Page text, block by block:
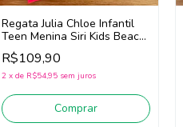
Regata Julia Chloe Infantil
Teen Menina Siri Kids Beach
Tennis 44668 (Rosa)
R$109,90
2 x de R$54,95 sem juros
Comprar